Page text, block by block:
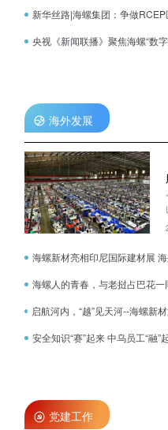
新华丝路|海螺集团：争做RCEP
央视《新闻联播》聚焦海螺“数
海外发展
海螺新材亮相印尼国际建材展
海螺人的青春，与老挝占巴花一
安全知识“赛”起来 中乌员工“融”
党建工作